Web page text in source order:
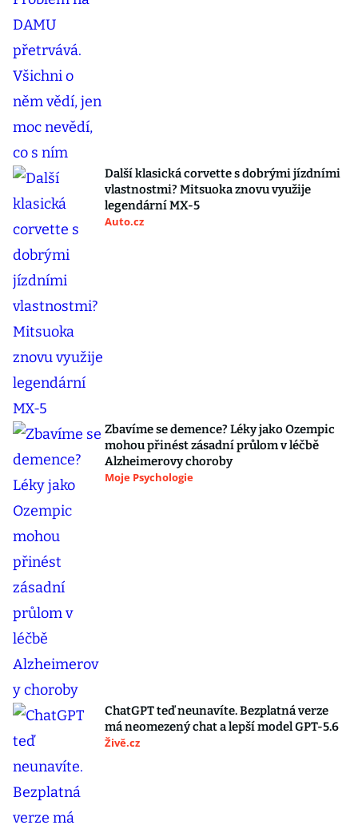
Další klasická corvette s dobrými jízdními
vlastnostmi? Mitsuoka znovu využije
legendární MX-5
Auto.cz
Zbavíme se demence? Léky jako Ozempic
mohou přinést zásadní průlom v léčbě
Alzheimerovy choroby
Moje Psychologie
ChatGPT teď neunavíte. Bezplatná verze
má neomezený chat a lepší model GPT-5.6
Živě.cz